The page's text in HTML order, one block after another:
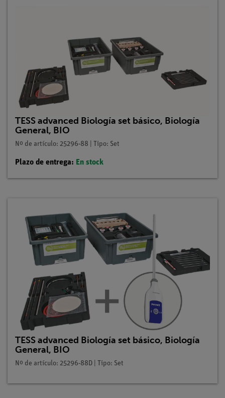
TESS advanced Biología set básico, Biología
General, BIO
Nº de artículo: 25296-88 | Tipo: Set
Plazo de entrega: En stock
TESS advanced Biología set básico, Biología
General, BIO
Nº de artículo: 25296-88D | Tipo: Set